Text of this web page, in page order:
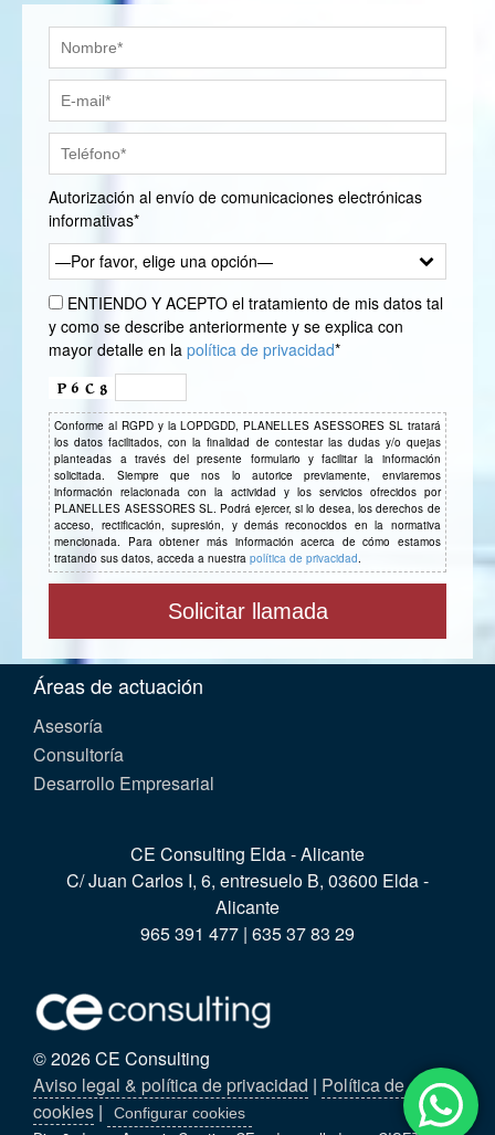
Autorización al envío de comunicaciones electrónicas
informativas*
—Por favor, elige una opción—
ENTIENDO Y ACEPTO el tratamiento de mis datos tal
y como se describe anteriormente y se explica con
mayor detalle en lapolítica de privacidad*
Conforme al RGPD y la LOPDGDD, PLANELLES ASESSORES SL tratará
los datos facilitados, con la finalidad de contestar las dudas y/o quejas
planteadas a través del presente formulario y facilitar la información
solicitada. Siempre que nos lo autorice previamente, enviaremos
información relacionada con la actividad y los servicios ofrecidos por
PLANELLES ASESSORES SL. Podrá ejercer, si lo desea, los derechos de
acceso, rectificación, supresión, y demás reconocidos en la normativa
mencionada. Para obtener más información acerca de cómo estamos
tratando sus datos, acceda a nuestrapolítica de privacidad.
Áreas de actuación
Asesoría
Consultoría
Desarrollo Empresarial
CE Consulting Elda - Alicante
C/ Juan Carlos I, 6, entresuelo B, 03600 Elda -
Alicante
965 391 477 | 635 37 83 29
© 2026 CE Consulting
Aviso legal & política de privacidad | Política de
cookies | Configurar cookies